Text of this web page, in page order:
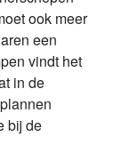
ook meer
een
vindt het
in de
bij de